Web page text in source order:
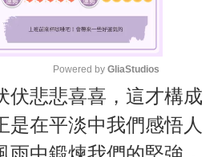
M
u
t
e
Powered by GliaStudios
伏悲悲喜喜，這才構成
是在平淡中我們感悟人